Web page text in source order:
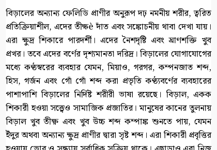
বিড়ালের অন্যান্য ফেলিডি প্রাণীর অনুরূপ দঢ় নমনীয় শরীর, ত্বরিত
প্রতিক্রিয়াশীল, এদের তীক্ষè দাঁত এবং সঙ্কোচনীয় থাবা দেখা যায়।
এরা ক্ষুদ্র শিকারে পারদর্শী। এদের নৈশদৃষ্টি এবং ঘ্রাণশক্তি খুব
প্রখর। তবে এদের বর্ণের দৃশ্যমানতা দরিদ্র। বিড়ালের যোগাযোগের
মধ্যে কণ্ঠস্বরের ব্যবহার যেমন, মিয়াও, গরগর, কম্পনজাত শব্দ,
হিস, গর্জন এবং গোঁ গোঁ শব্দ করা প্রভৃতি কণ্ঠ্যবর্ণের ব্যবহারের
পাশাপাশি বিড়ালের নির্দিষ্ট শরীরী ভাষা রয়েছে। বিড়াল, একক
শিকারী হওয়া সত্ত্বেও সামাজিক প্রজাতির। মানুষের কানের তুলনায়
বিড়াল খুব তীক্ষ্ণ এবং খুব উচ্চ শব্দ কম্পাঙ্ক শুনতে পায়, যেমন
ইঁদুর অথবা অন্যান্য ক্ষুদ্র প্রাণীর দ্বারা সৃষ্ট শব্দ। এরা শিকারী প্রবৃত্তির